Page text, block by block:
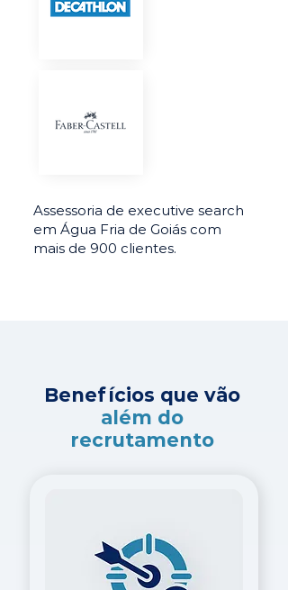
Assessoria de executive search
em Água Fria de Goiás com
mais de 900 clientes.
Benefícios que vão
além do
recrutamento